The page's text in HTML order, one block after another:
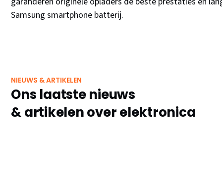
Samsung smartphone batterij.
NIEUWS & ARTIKELEN
Ons laatste nieuws
& artikelen over elektronica